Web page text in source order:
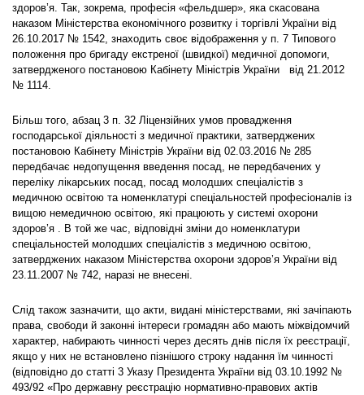
здоров’я. Так, зокрема, професія «фельдшер», яка скасована
наказом Міністерства економічного розвитку і торгівлі України від
26.10.2017 № 1542, знаходить своє відображення у п. 7 Типового
положення про бригаду екстреної (швидкої) медичної допомоги,
затвердженого постановою Кабінету Міністрів України від 21.2012
№ 1114.
Більш того, абзац 3 п. 32 Ліцензійних умов провадження
господарської діяльності з медичної практики, затверджених
постановою Кабінету Міністрів України від 02.03.2016 № 285
передбачає недопущення введення посад, не передбачених у
переліку лікарських посад, посад молодших спеціалістів з
медичною освітою та номенклатурі спеціальностей професіоналів із
вищою немедичною освітою, які працюють у системі охорони
здоров’я . В той же час, відповідні зміни до номенклатури
спеціальностей молодших спеціалістів з медичною освітою,
затверджених наказом Міністерства охорони здоров’я України від
23.11.2007 № 742, наразі не внесені.
Слід також зазначити, що акти, видані міністерствами, які зачіпають
права, свободи й законні інтереси громадян або мають міжвідомчий
характер, набирають чинності через десять днів після їх реєстрації,
якщо у них не встановлено пізнішого строку надання їм чинності
(відповідно до статті 3 Указу Президента України від 03.10.1992 №
493/92 «Про державну реєстрацію нормативно-правових актів